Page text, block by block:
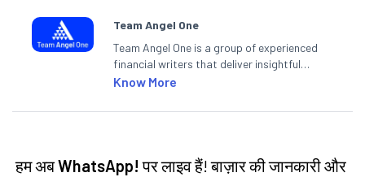
Team Angel One
Team Angel One is a group of experienced
financial writers that deliver insightful
articles on the stock market, IPO, economy,
categories.
Know More
हम अबWhatsApp! पर लाइव हैं! बाज़ार की जानकारी और